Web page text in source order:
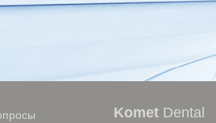
Komet Dental